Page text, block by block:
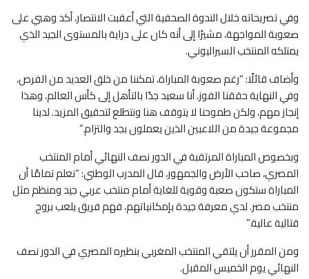
وفي تصريحاته خلال الندوة الصحفية التي أعقبت الانتصار، أكد وهبي على
صعوبة المواجهة، مشيرًا إلى أنه كان على دراية بالمستوى الجيد الذي
يمتلكه المنتخب السيراليوني.
وأضاف قائلًا: “رغم صعوبة المباراة، تمكننا من خلق العديد من الفرص،
وفي النهاية حققنا الفوز. أنا سعيد جدًا بالتأهل إلى كأس العالم، وهذا
إنجاز مهم، ولكن طموحنا لا يتوقف هنا ونتطلع لتحقيق المزيد. لدينا
مجموعة جيدة من اللاعبين الذين يعملون بجد والتزام.”
وبخصوص المباراة المرتقبة في الدور نصف النهائي أمام المنتخب
المصري، صاحب الأرض والجمهور، قال المدرب الوطني: “نعلم تمامًا أن
المباراة ستكون صعبة وقوية للغاية أمام منتخب عربي جيد ومنظم مثل
منتخب مصر. لدي معرفة جيدة بإمكانياتهم، فهم فريق يلعب بروح
قتالية عالية.”
ومن المقرر أن يلتقي المنتخب المغربي بنظيره المصري في الدور نصف
النهائي يوم الخميس المقبل.